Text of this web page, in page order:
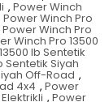
, Power Winch
Power Winch Pro
Power Winch Pro
Winch Pro 13500
lb Sentetik
Sentetik Siyah
Off-Road ,
4x4 , Power
, Power